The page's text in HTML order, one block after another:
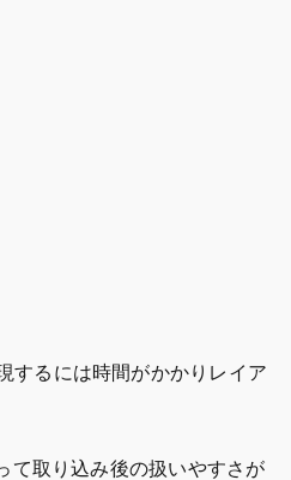
するには時間がかかりレイア
て取り込み後の扱いやすさが